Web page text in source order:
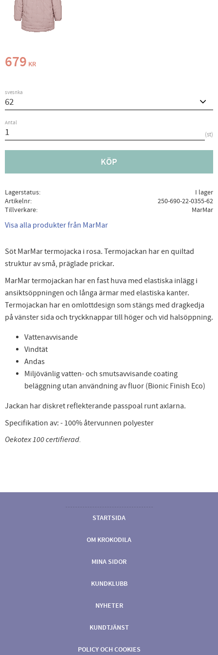
679 KR
svesnka
Antal
st
KÖP
Lagerstatus
I lager
Artikelnr
250-690-22-0355-62
Tillverkare
MarMar
Visa alla produkter från MarMar
Söt MarMar termojacka i rosa. Termojackan har en quiltad
struktur av små, präglade prickar.
MarMar termojackan har en fast huva med elastiska inlägg i
ansiktsöppningen och långa ärmar med elastiska kanter.
Termojackan har en omlottdesign som stängs med dragkedja
på vänster sida och tryckknappar till höger och vid halsöppning.
Vattenavvisande
Vindtät
Andas
Miljövänlig vatten- och smutsavvisande coating
beläggning utan användning av fluor (Bionic Finish Eco)
Jackan har diskret reflekterande passpoal runt axlarna.
Specifikation av: - 100% återvunnen polyester
Oekotex 100 certifierad.
STARTSIDA
OM KROKODILA
MINA SIDOR
KUNDKLUBB
NYHETER
KUNDTJÄNST
POLICY OCH COOKIES